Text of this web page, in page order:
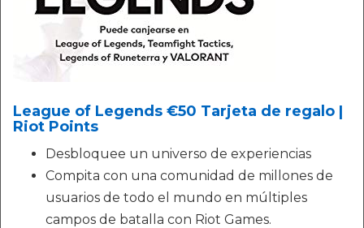
League of Legends €50 Tarjeta de regalo |
Riot Points
Desbloquee un universo de experiencias
Compita con una comunidad de millones de
usuarios de todo el mundo en múltiples
campos de batalla con Riot Games.